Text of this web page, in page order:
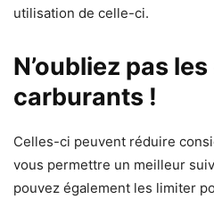
utilisation de celle-ci.
N’oubliez pas
carburants !
Celles-ci peuvent réduire
vous permettre un meilleur
pouvez également les limiter